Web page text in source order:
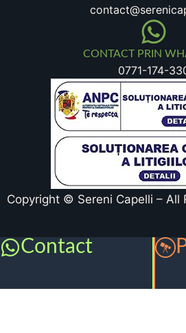
CONTACT PRIN
0771-174-
Copyright © Sereni Capelli – All
Contact